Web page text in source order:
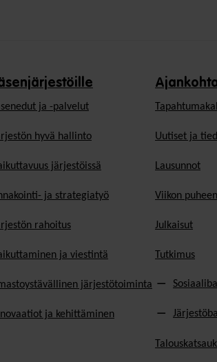
ja -palvelut
hyvä hallinto
järjestöissä
ja strategiatyö
rahoitus
ja viestintä
järjestötoiminta
ja kehittäminen
Uutiset ja
Lausunnot
Viikon
Julkaisut
Tutkimus